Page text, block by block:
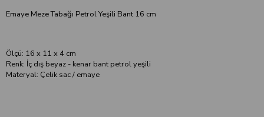
Emaye Meze Tabağı Petrol Yeşili Bant 16 cm
Ölçü: 16 x 11 x 4 cm
Renk: İç dış beyaz - kenar bant petrol yeşili
Materyal: Çelik sac / emaye